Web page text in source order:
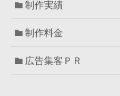
制作実績
制作料金
広告集客ＰＲ